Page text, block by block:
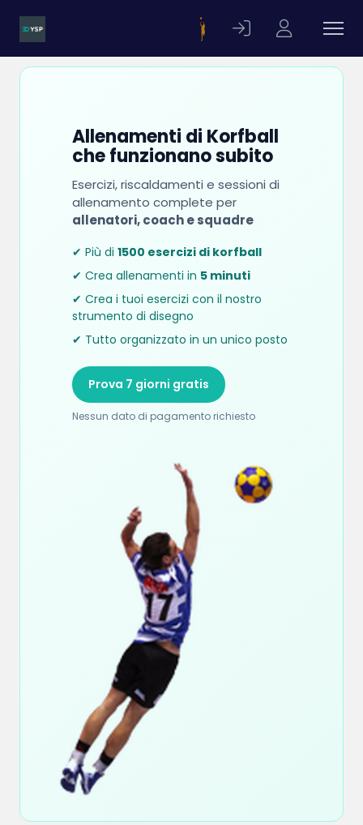
Allenamenti di Korfball
che funzionano subito
Esercizi, riscaldamenti e sessioni di
allenamento complete per
allenatori, coach e squadre
✔ Più di 1500 esercizi di korfball
✔ Crea allenamenti in 5 minuti
✔ Crea i tuoi esercizi con il nostro
strumento di disegno
✔ Tutto organizzato in un unico posto
Prova 7 giorni gratis
Nessun dato di pagamento richiesto